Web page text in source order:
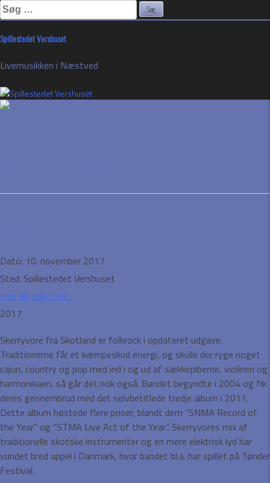
Søg
efter:
to
Spillestedet Vershuset
Livemusikken i Næstved
Dato: 10. november 2017
Sted: Spillestedet Vershuset
Køb din billet her...
2017
Skerryvore fra Skotland er folkrock i opdateret udgave.
Traditionerne får et kæmpeskud energi, og skulle der ryge noget
cajun, country og pop med ind i og ud af sækkepiberne, violinen og
harmonikaen, så går det nok også. Bandet begyndte i 2004 og fik
deres gennembrud med det selvbetitlede tredje album i 2011.
Dette album høstede flere priser, blandt dem ”SNMA Record of
the Year” og “STMA Live Act of the Year”. Skerryvores mix af
traditionelle skotske instrumenter og en mere elektrisk lyd har
vundet bred appel i Danmark, hvor bandet bl.a. har spillet på Tønder
Festival.